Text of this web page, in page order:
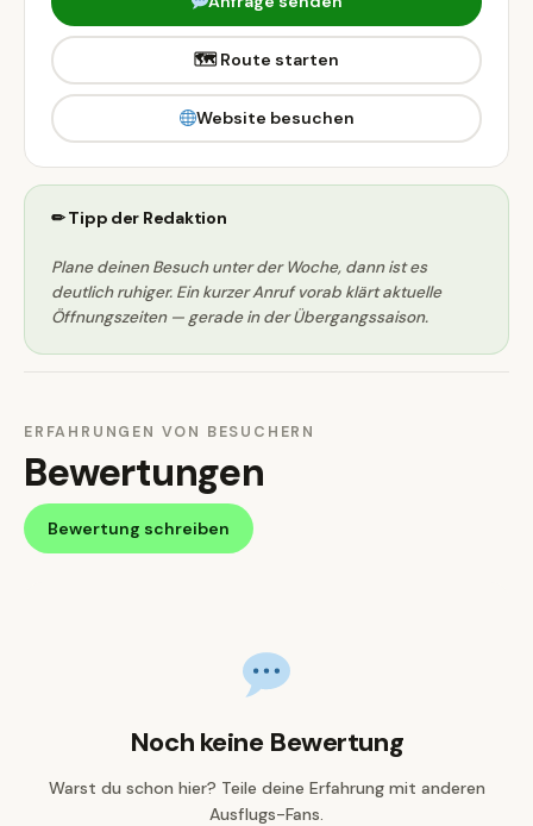
🗺 Route starten
Website besuchen
✏ Tipp der Redaktion
Plane deinen Besuch unter der Woche, dann ist es
deutlich ruhiger. Ein kurzer Anruf vorab klärt aktuelle
Öffnungszeiten — gerade in der Übergangssaison.
ERFAHRUNGEN VON BESUCHERN
Bewertungen
Bewertung schreiben
Noch keine Bewertung
Warst du schon hier? Teile deine Erfahrung mit anderen
Ausflugs-Fans.